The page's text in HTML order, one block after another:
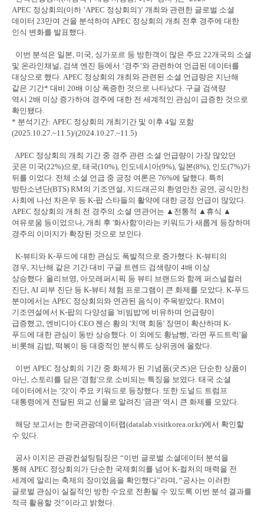
APEC 정상회의(이하 ’APEC 정상회의')’ 개최와 관련한 글로벌 소셜
데이터 23만여 건을 분석하여 APEC 정상회의 개최 전후 경주에 대한
인식 변화를 발표했다.
이번 분석은 일본, 미국, 싱가포르 등 방한객이 많은 주요 22개국의 소셜
및 온라인채널, 검색 엔진 등에서 ‘경주’와 관련하여 언급된 데이터를
대상으로 했다. APEC 정상회의 개최와 관련된 소셜 언급량은 지난해
같은 기간* 대비 20배 이상 폭증한 것으로 나타났다. 구글 검색량
역시 2배 이상 증가하여 경주에 대한 전 세계적인 관심이 급증한 것으로
확인됐다.
* 분석기간: APEC 정상회의 개최기간 및 이후 4일 포함
(2025.10.27.~11.5)/(2024.10.27.~11.5)
APEC 정상회의 개최 기간 중 경주 관련 소셜 언급량이 가장 많았던
곳은 미국(22%)으로, 태국(10%), 인도네시아(9%), 일본(8%), 인도(7%)가
뒤를 이었다. 전체 소셜 언급 중 긍정 여론은 76%에 달했다. 특히
방탄소년단(BTS) RM의 기조연설, 지드래곤의 환영만찬 공연, 공식만찬
사회에 나선 차은우 등 K-팝 스타들의 활약에 대한 긍정 언급이 많았다.
APEC 정상회의 개최 전 경주의 소셜 연관어는 ▲ 전통적 ▲ 휴식 ▲
여유로움 등이었으나, 개최 후 '화사함'이라는 키워드가 새롭게 등장하며
경주의 이미지가 확장된 것으로 보인다.
K-뷰티와 K-푸드에 대한 관심도 폭발적으로 증가했다. K-뷰티의
경우, 지난해 같은 기간 대비 구글 트렌드 검색량이 4배 이상
상승했다. 올리브영, 아모레퍼시픽 등 뷰티 브랜드와 함께 퍼스널컬러
진단, AI 피부 진단 등 K-뷰티 체험 프로그램이 큰 화제를 모았다. K-푸드
분야에서는 APEC 정상회의와 연관된 음식이 주목받았다. RM이
기조연설에서 K-팝의 다양성을 '비빔밥'에 비유하며 언급량이
급증했고, 엔비디아 CEO 젠슨 황의 '치맥 회동' 장면이 확산하며 K-
푸드에 대한 관심이 동반 상승했다. 이 외에도 황남빵, '라면 푸드트럭'을
비롯해 김밥, 떡볶이 등 대중적인 분식류도 상위권에 올랐다.
이번 APEC 정상회의 기간 중 화제가 된 기념품(굿즈)은 단순한 상품이
아닌, 스토리를 담은 '경험'으로 소비되는 특징을 보였다. 태국 소셜
데이터에서는 '갓'이 주요 키워드로 등장했다. 또한 도널드 트럼프
대통령에게 전달된 외교 선물로 알려진 '금관' 역시 큰 화제를 모았다.
해당 보고서는 한국관광데이터랩(datalab.visitkorea.or.kr)에서 확인할
수 있다.
공사 이지은 관광컨설팅팀장은 “이번 글로벌 소셜데이터 분석을
통해 APEC 정상회의가 단순한 국제회의를 넘어 K-컬처의 매력을 전
세계에 알리는 축제의 장이었음을 확인했다”라며, “공사는 이러한
글로벌 관심이 실질적인 방한 수요로 전환될 수 있도록 이번 분석 결과를
적극 활용할 것”이라고 밝혔다.